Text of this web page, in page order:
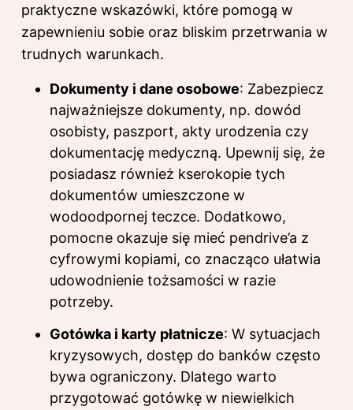
praktyczne wskazówki, które pomogą w
zapewnieniu sobie oraz bliskim przetrwania w
trudnych warunkach.
Dokumenty i dane osobowe: Zabezpiecz
najważniejsze dokumenty, np. dowód
osobisty, paszport, akty urodzenia czy
dokumentację medyczną. Upewnij się, że
posiadasz również kserokopie tych
dokumentów umieszczone w
wodoodpornej teczce. Dodatkowo,
pomocne okazuje się mieć pendrive’a z
cyfrowymi kopiami, co znacząco ułatwia
udowodnienie tożsamości w razie
potrzeby.
Gotówka i karty płatnicze: W sytuacjach
kryzysowych, dostęp do banków często
bywa ograniczony. Dlatego warto
przygotować gotówkę w niewielkich